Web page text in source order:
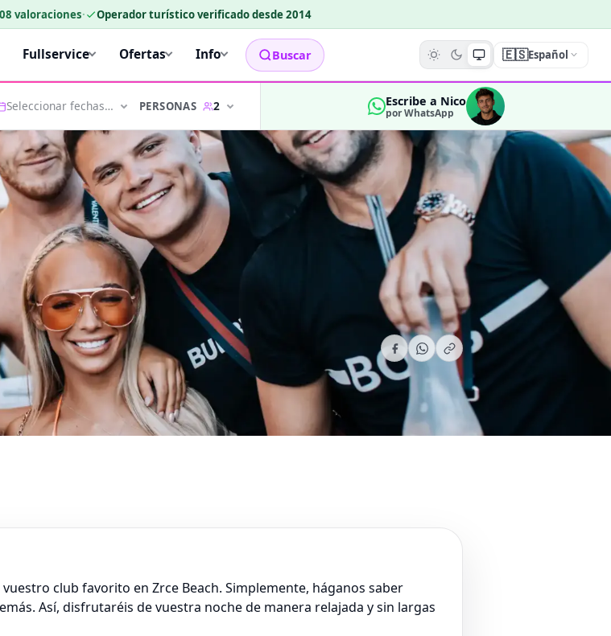
valoraciones· Operador turístico verificado desde 2014
Fullservice Ofertas Info Buscar 🇪🇸Español
Seleccionar fechas… PERSONAS 2 Escribe a Nico
por WhatsApp
club favorito en Zrce Beach. Simplemente, háganos saber
Así, disfrutaréis de vuestra noche de manera relajada y sin largas